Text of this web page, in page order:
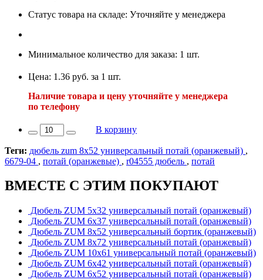
Статус товара на складе: Уточняйте у менеджера
Минимальное количество для заказа: 1 шт.
Цена: 1.36 руб. за 1 шт.
Наличие товара и цену уточняйте у менеджера
по телефону
В корзину
Теги: дюбель zum 8х52 универсальный потай (оранжевый) ,
6679-04 , потай (оранжевые) , r04555 дюбель , потай
ВМЕСТЕ С ЭТИМ ПОКУПАЮТ
Дюбель ZUM 5х32 универсальный потай (оранжевый)
Дюбель ZUM 6х37 универсальный потай (оранжевый)
Дюбель ZUM 8х52 универсальный бортик (оранжевый)
Дюбель ZUM 8х72 универсальный потай (оранжевый)
Дюбель ZUM 10х61 универсальный потай (оранжевый)
Дюбель ZUM 6х42 универсальный потай (оранжевый)
Дюбель ZUM 6х52 универсальный потай (оранжевый)